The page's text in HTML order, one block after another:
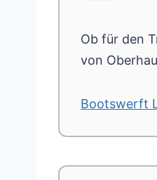
Ob für den
von
Bootswerft